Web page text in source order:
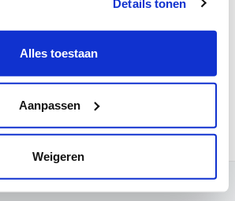
Details tonen
Alles toestaan
Aanpassen
Weigeren
duren alvorens een verslag in
zichtbaar is. Dat komt omdat er vaak wel
arts zijn verslagen heeft goedgekeurd.
1 juli op consultatie. De arts valideert
verslag in MNH pas op 21 juli.